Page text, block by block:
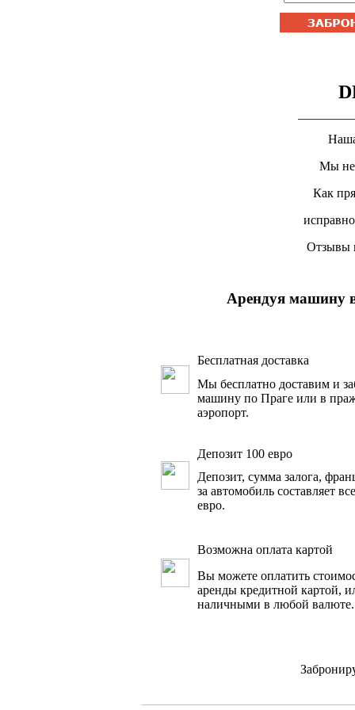
Мы не
Как
Отзывы
Арендуя машину
Бесплатная доставка
Мы бесплатно доставим и
машину по Праге или в
аэропорт.
Депозит 100 евро
Депозит, сумма залога,
за автомобиль составляет
евро.
Возможна оплата картой
Вы можете оплатить
аренды кредитной картой,
наличными в любой валюте.